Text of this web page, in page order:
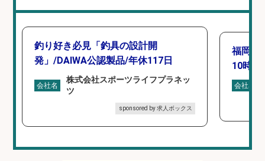
釣り好き必見「釣具の設計開
発」/DAIWA公認製品/年休117日
会社名
株式会社スポーツライフプラネッ
ツ
sponsored by 求人ボックス
福岡「
10時間
会社名